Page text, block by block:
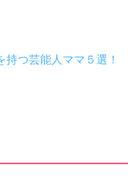
つ芸能人ママ５選！